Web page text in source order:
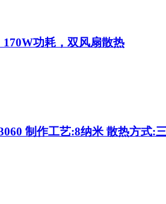
功耗，双风扇散热
制作工艺:8纳米 散热方式